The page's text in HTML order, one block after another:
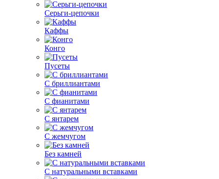
Серьги-цепочки
Каффы
Конго
Пусеты
С бриллиантами
С фианитами
С янтарем
С жемчугом
Без камней
С натуральными вставками